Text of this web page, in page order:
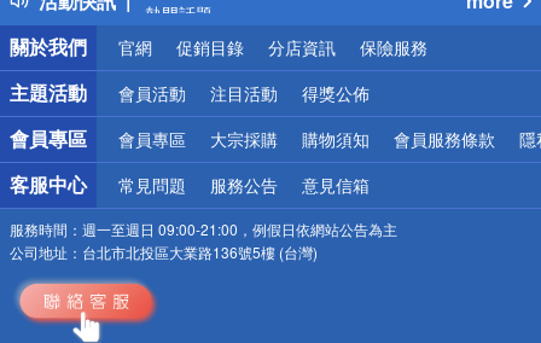
銀行優惠
偏遠地區配送
詐騙網頁！請小心！
關於我們
官網 促銷目錄 分店資訊 保險服務
主題活動 會員活動 注目活動 得獎公佈
會員專區 會員專區 大宗採購 購物須知 會員服務條款 隱
客服中心 常見問題 服務公告 意見信箱
服務時間： 週一至週日 09:00-21:00，例假日依網站公告為主
公司地址： 台北市北投區大業路136號5樓 (台灣)